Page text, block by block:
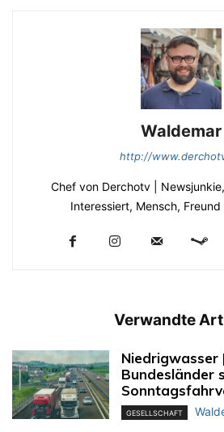
Waldemar
http://
Chef von Derchotv |
Interessiert, Mensch,
Verwandte
Niedrigwasser
Bundesländer
GESELLSCHAFT